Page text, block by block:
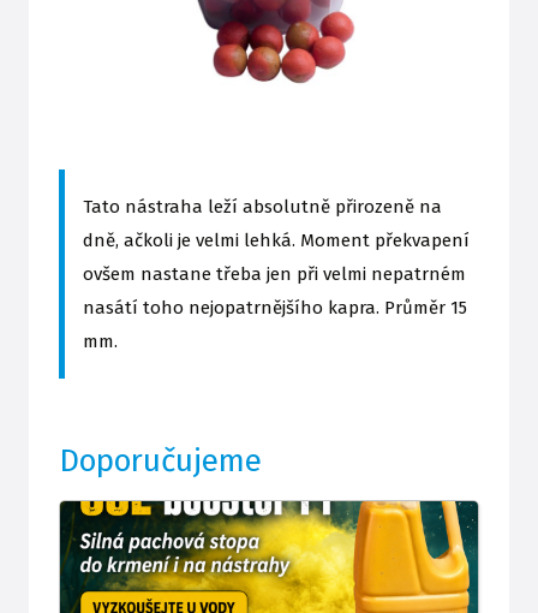
Tato nástraha leží absolutně přirozeně na
dně, ačkoli je velmi lehká. Moment překvapení
ovšem nastane třeba jen při velmi nepatrném
nasátí toho nejopatrnějšího kapra. Průměr 15
mm.
Doporučujeme